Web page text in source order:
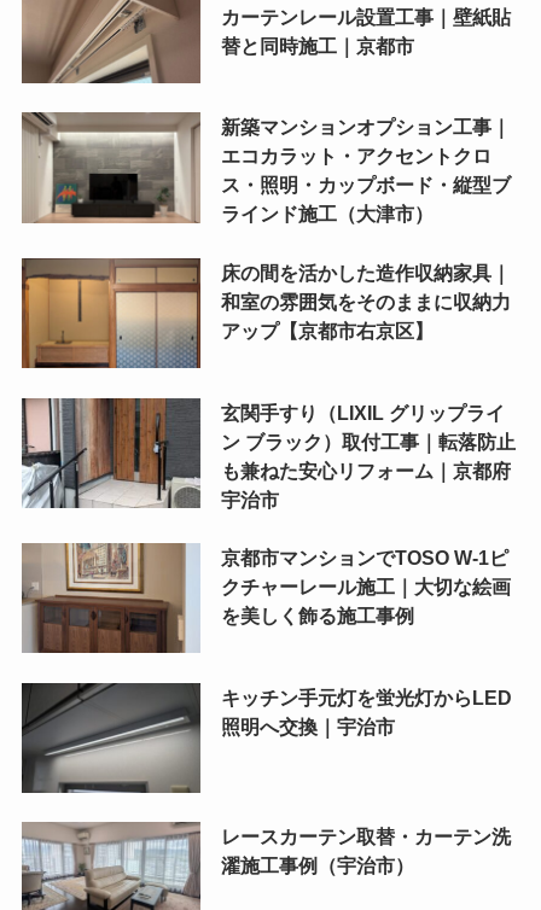
カーテンレール設置工事｜壁紙貼
替と同時施工｜京都市
新築マンションオプション工事｜
エコカラット・アクセントクロ
ス・照明・カップボード・縦型ブ
ラインド施工（大津市）
床の間を活かした造作収納家具｜
和室の雰囲気をそのままに収納力
アップ【京都市右京区】
玄関手すり（LIXIL グリップライ
ン ブラック）取付工事｜転落防止
も兼ねた安心リフォーム｜京都府
宇治市
京都市マンションでTOSO W-1ピ
クチャーレール施工｜大切な絵画
を美しく飾る施工事例
キッチン手元灯を蛍光灯からLED
照明へ交換｜宇治市
レースカーテン取替・カーテン洗
濯施工事例（宇治市）